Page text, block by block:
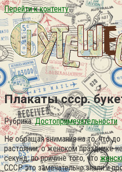
Перейти к контенту
Плакаты ссср.
Рубрика: Достопримечательности
Не обращая внимания на то, что
растоянии, о женском празднике
секунд, по причине того, что
СССР это замечательно знали и